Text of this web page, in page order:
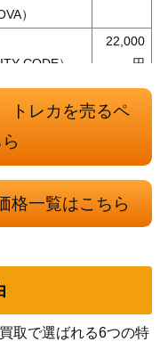
）
CODE）
22,000
THE
1,300
）
1,200
トレカを売るペ
格一覧はこちら
取で選ばれる6つの特